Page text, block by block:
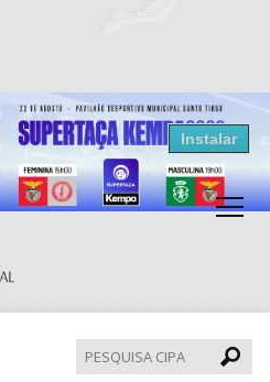
de Portugal
Play Store
Instalar
CIPA